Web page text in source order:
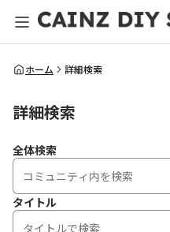
全体検索
ホーム 詳細検索
詳細検索
全体検索
タイトル